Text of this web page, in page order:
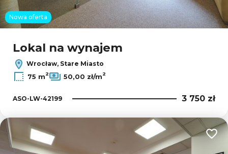
Nowa oferta
Lokal na wynajem
Wrocław, Stare Miasto
75 m2 50,00 zł/m2
ASO-LW-42199 3 750 zł